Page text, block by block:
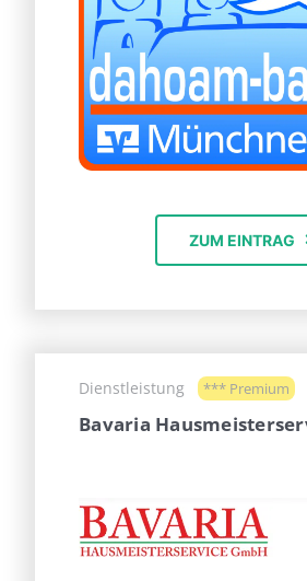
ZUM EINTRAG
Dienstleistung *** Premium
Bavaria